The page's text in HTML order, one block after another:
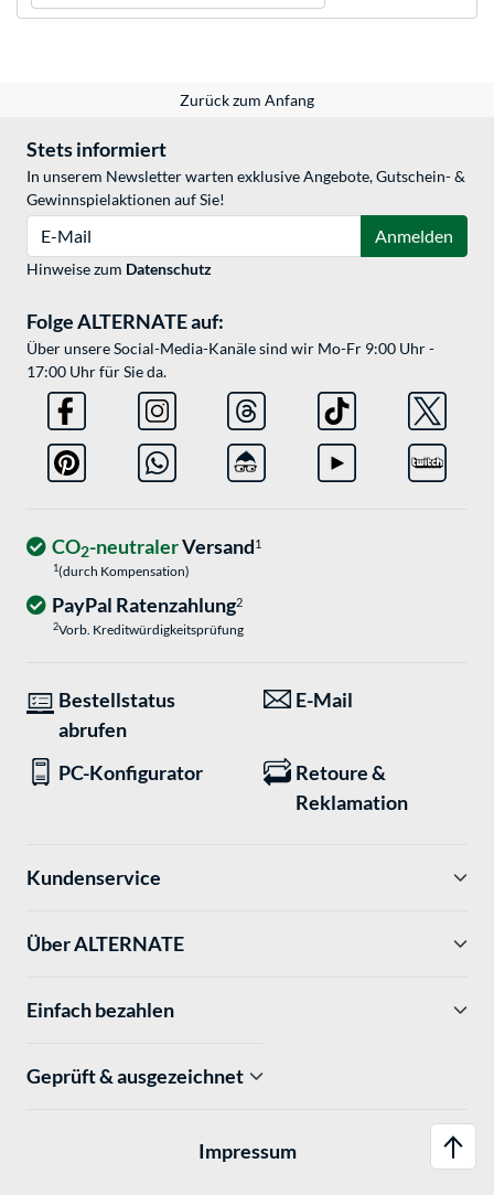
Zurück zum Anfang
Stets informiert
In unserem Newsletter warten exklusive Angebote, Gutschein- &
Gewinnspielaktionen auf Sie!
Anmelden
Hinweise zum Datenschutz
Folge ALTERNATE auf:
Über unsere Social-Media-Kanäle sind wir Mo-Fr 9:00 Uhr -
17:00 Uhr für Sie da.
CO2-neutralerVersand1
1(durch Kompensation)
PayPal Ratenzahlung2
2Vorb. Kreditwürdigkeitsprüfung
Bestellstatus
abrufen
E-Mail
PC-Konfigurator
Retoure &
Reklamation
Kundenservice
Über ALTERNATE
Einfach bezahlen
Geprüft & ausgezeichnet
Impressum